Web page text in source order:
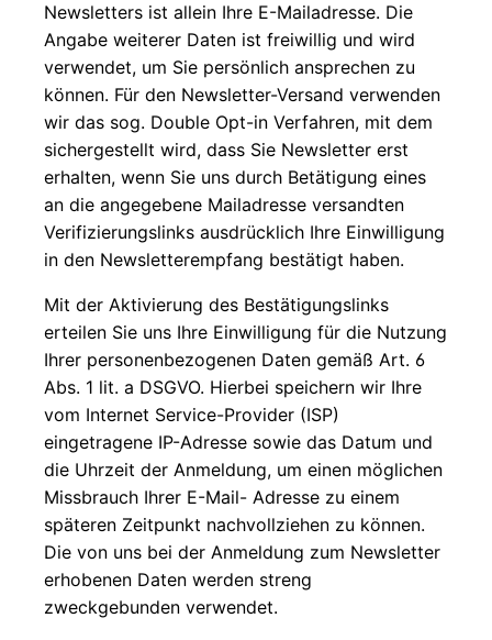
Newsletters ist allein Ihre E-Mailadresse. Die
Angabe weiterer Daten ist freiwillig und wird
verwendet, um Sie persönlich ansprechen zu
können. Für den Newsletter-Versand verwenden
wir das sog. Double Opt-in Verfahren, mit dem
sichergestellt wird, dass Sie Newsletter erst
erhalten, wenn Sie uns durch Betätigung eines
an die angegebene Mailadresse versandten
Verifizierungslinks ausdrücklich Ihre Einwilligung
in den Newsletterempfang bestätigt haben.
Mit der Aktivierung des Bestätigungslinks
erteilen Sie uns Ihre Einwilligung für die Nutzung
Ihrer personenbezogenen Daten gemäß Art. 6
Abs. 1 lit. a DSGVO. Hierbei speichern wir Ihre
vom Internet Service-Provider (ISP)
eingetragene IP-Adresse sowie das Datum und
die Uhrzeit der Anmeldung, um einen möglichen
Missbrauch Ihrer E-Mail- Adresse zu einem
späteren Zeitpunkt nachvollziehen zu können.
Die von uns bei der Anmeldung zum Newsletter
erhobenen Daten werden streng
zweckgebunden verwendet.